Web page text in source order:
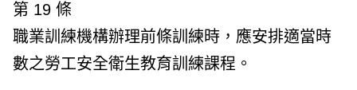
第 19 條
職業訓練機構辦理前條訓練時，應安排適當時
數之勞工安全衛生教育訓練課程。